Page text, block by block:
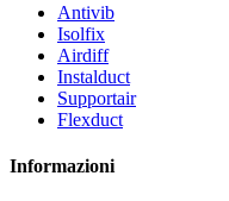
Antivib
Isolfix
Airdiff
Instalduct
Supportair
Flexduct
Informazioni